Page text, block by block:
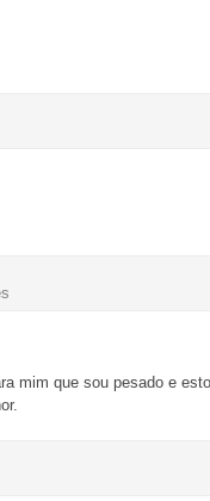
mim que sou pesado e